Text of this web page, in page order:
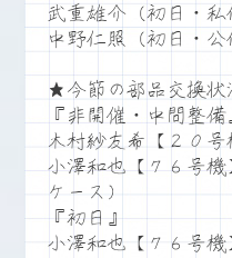
武重雄介（初日・私
中野仁照（初日・公
★今節の部品交換
『非開催・中間整備
木村紗友希【２０号
小澤和也【７６号
ケース）
『初日』
小澤和也【７６号機